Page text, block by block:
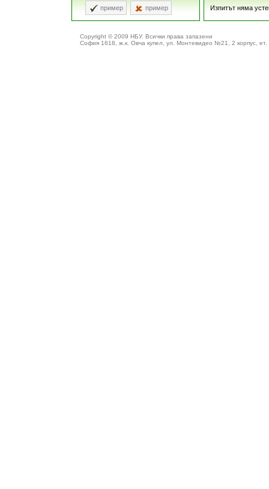
пример пример Изпитът няма
Copyright © 2009 НБУ. Всички права запазени
София 1618, ж.к. Овча купел, ул. Монтевидео №21, 2 корпус,